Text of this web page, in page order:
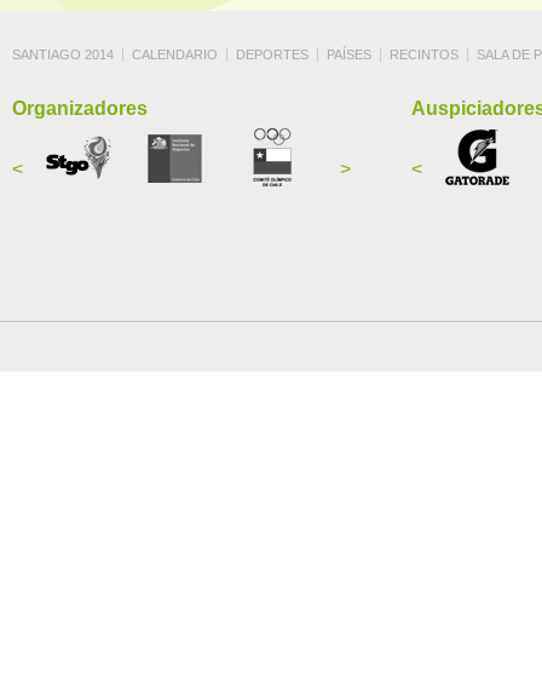
SANTIAGO 2014 CALENDARIO DEPORTES PAÍSES RECINTOS SALA DE
Organizadores
< > <